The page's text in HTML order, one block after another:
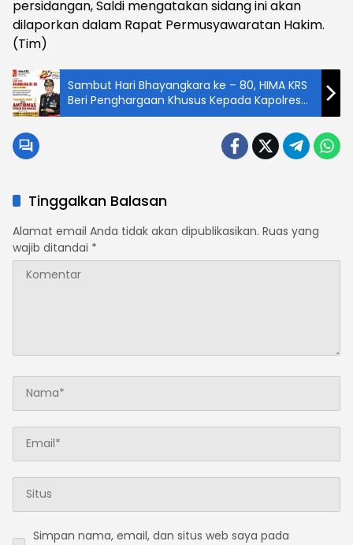
persidangan, Saldi mengatakan sidang ini akan
dilaporkan dalam Rapat Permusyawaratan Hakim.
(Tim)
Sambut Hari Bhayangkara ke – 80, HIMA KRS
Beri Penghargaan Khusus Kepada Kapolres
Pematangsiantar
Tinggalkan Balasan
Alamat email Anda tidak akan dipublikasikan. Ruas yang
wajib ditandai *
Simpan nama, email, dan situs web saya pada